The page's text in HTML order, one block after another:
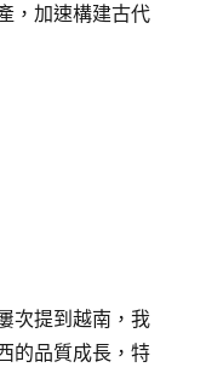
，加速構建古代
次提到越南，我
的品質成長，特